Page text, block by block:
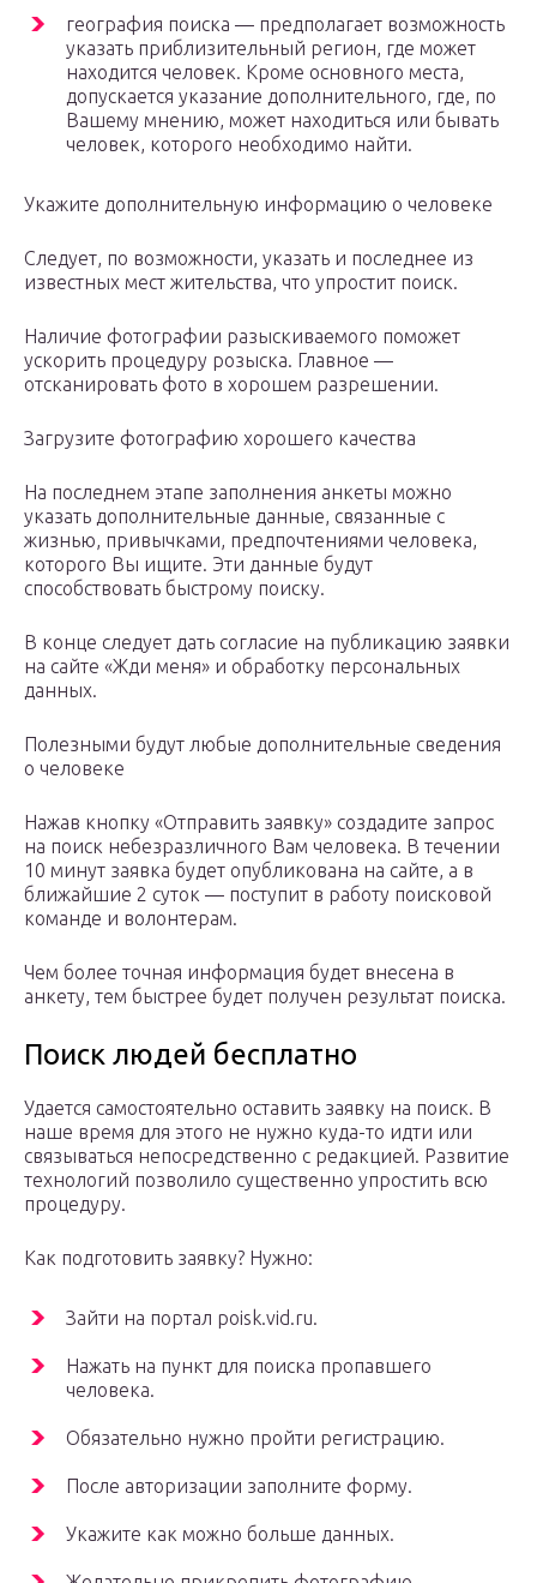
география поиска — предполагает возможность
указать приблизительный регион, где может
находится человек. Кроме основного места,
допускается указание дополнительного, где, по
Вашему мнению, может находиться или бывать
человек, которого необходимо найти.
Укажите дополнительную информацию о человеке
Следует, по возможности, указать и последнее из
известных мест жительства, что упростит поиск.
Наличие фотографии разыскиваемого поможет
ускорить процедуру розыска. Главное —
отсканировать фото в хорошем разрешении.
Загрузите фотографию хорошего качества
На последнем этапе заполнения анкеты можно
указать дополнительные данные, связанные с
жизнью, привычками, предпочтениями человека,
которого Вы ищите. Эти данные будут
способствовать быстрому поиску.
В конце следует дать согласие на публикацию заявки
на сайте «Жди меня» и обработку персональных
данных.
Полезными будут любые дополнительные сведения
о человеке
Нажав кнопку «Отправить заявку» создадите запрос
на поиск небезразличного Вам человека. В течении
10 минут заявка будет опубликована на сайте, а в
ближайшие 2 суток — поступит в работу поисковой
команде и волонтерам.
Чем более точная информация будет внесена в
анкету, тем быстрее будет получен результат поиска.
Поиск людей бесплатно
Удается самостоятельно оставить заявку на поиск. В
наше время для этого не нужно куда-то идти или
связываться непосредственно с редакцией. Развитие
технологий позволило существенно упростить всю
процедуру.
Как подготовить заявку? Нужно:
Зайти на портал poisk.vid.ru.
Нажать на пункт для поиска пропавшего
человека.
Обязательно нужно пройти регистрацию.
После авторизации заполните форму.
Укажите как можно больше данных.